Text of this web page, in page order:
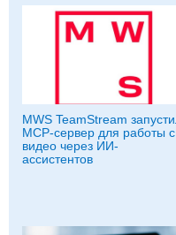
MWS TeamStream
MCP-сервер для работы с
видео через ИИ-
ассистентов